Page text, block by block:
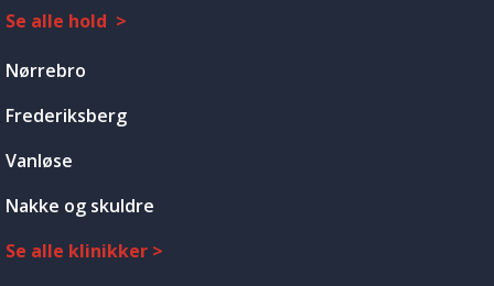
Se alle hold >
Nørrebro
Frederiksberg
Vanløse
Nakke og skuldre
Se alle klinikker >